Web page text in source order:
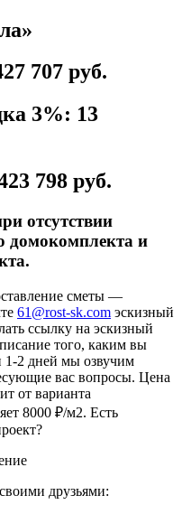
707 руб.
3%: 13
798 руб.
отсутствии
домокомплекта и
сметы —
61@rost-sk.com эскизный
ссылку на эскизный
того, каким вы
1-2 дней мы озвучим
вас вопросы. Цена
от варианта
8000 ₽/м2. Есть
друзьями: